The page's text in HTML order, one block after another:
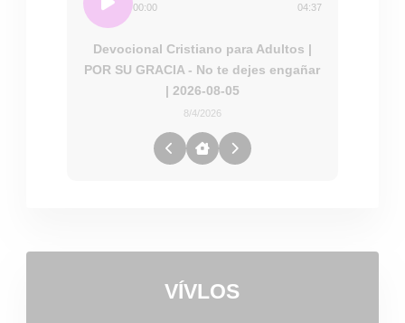
00:00 04:37
Devocional Cristiano para Adultos |
POR SU GRACIA - No te dejes engañar
| 2026-08-05
8/4/2026
VÍVLOS